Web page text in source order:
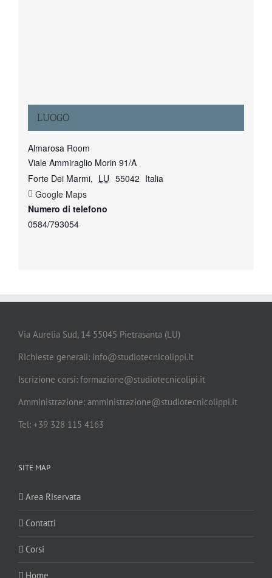
LUOGO
Almarosa Room
Viale Ammiraglio Morin 91/A
Forte Dei Marmi, LU 55042 Italia
+ Google Maps
Numero di telefono
0584/793054
Via Aurelia Sud, 14 55045 Pietrasanta (LU)
Richieste generali: info@studiotecnicolippi.it
Iscrizione corsi: formazione@studiotecnicolipi.it
Amministrazione: amministrazione@studiotecnicolippi.it
Tel: +39 328 115 4163
SITE MAP
Area Riservata
Contatti
Corsi
Home